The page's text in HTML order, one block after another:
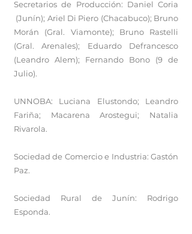
Secretarios de Producción: Daniel Coria
(Junín); Ariel Di Piero (Chacabuco); Bruno
Morán (Gral. Viamonte); Bruno Rastelli
(Gral. Arenales); Eduardo Defrancesco
(Leandro Alem); Fernando Bono (9 de
Julio).
UNNOBA: Luciana Elustondo; Leandro
Fariña; Macarena Arostegui; Natalia
Rivarola.
Sociedad de Comercio e Industria: Gastón
Paz.
Sociedad Rural de Junín: Rodrigo
Esponda.